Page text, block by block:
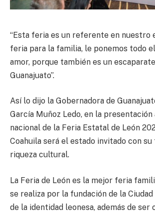
“Esta feria es un referente en nuestro
feria para la familia, le ponemos todo
amor, porque también es un
Guanajuato”.
Así lo dijo la Gobernadora de
García Muñoz Ledo, en la presentación
nacional de la Feria Estatal de León
Coahuila será el estado invitado con
riqueza cultural.
La Feria de León es la mejor feria
se realiza por la fundación de la
de la identidad leonesa, además de ser